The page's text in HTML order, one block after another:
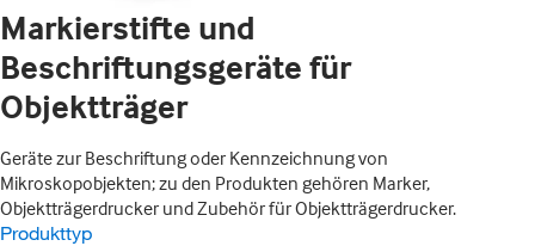
Markierstifte und
Beschriftungsgeräte für
Objektträger
Geräte zur Beschriftung oder Kennzeichnung von
Mikroskopobjekten; zu den Produkten gehören Marker,
Objektträgerdrucker und Zubehör für Objektträgerdrucker.
Produkttyp